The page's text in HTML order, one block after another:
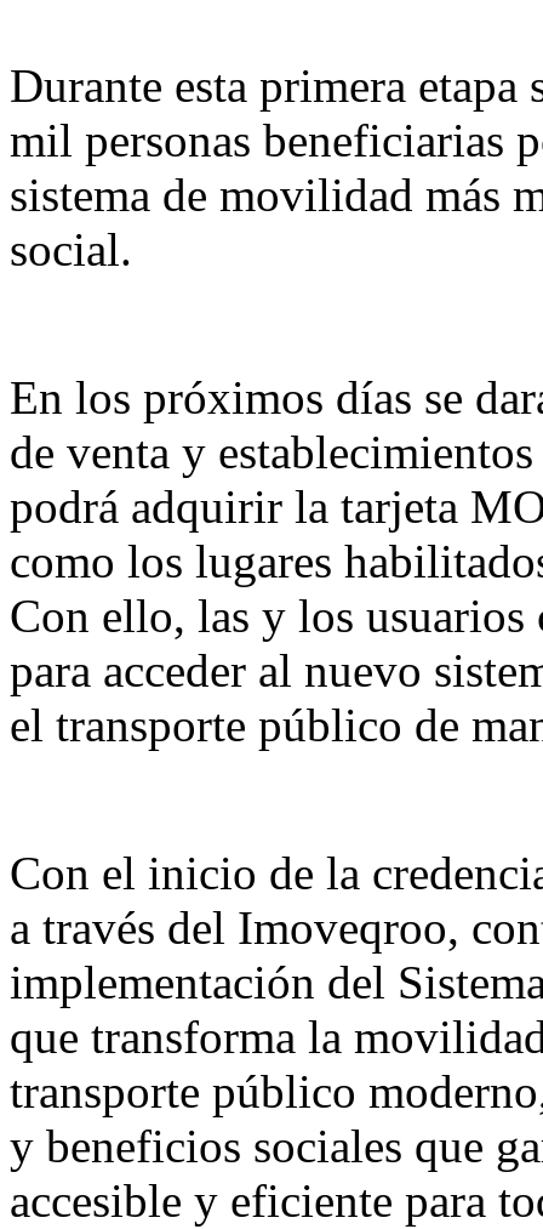
Durante esta primera etapa
mil personas beneficiarias
sistema de movilidad más
social.
En los próximos días se
de venta y
podrá adquirir la tarjeta
como los lugares
Con ello, las y los usuarios
para acceder al nuevo
el transporte público de
Con el inicio de la
a través del Imoveqroo,
implementación del
que transforma la
transporte público
y beneficios sociales que
accesible y eficiente para